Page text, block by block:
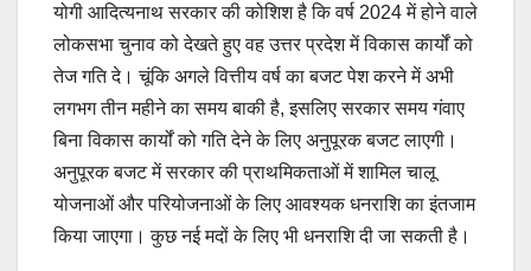
योगी आदित्यनाथ सरकार की कोशिश है कि वर्ष 2024 में होने वाले
लोकसभा चुनाव को देखते हुए वह उत्तर प्रदेश में विकास कार्यों को
तेज गति दे। चूंकि अगले वित्तीय वर्ष का बजट पेश करने में अभी
लगभग तीन महीने का समय बाकी है, इसलिए सरकार समय गंवाए
बिना विकास कार्यों को गति देने के लिए अनुपूरक बजट लाएगी।
अनुपूरक बजट में सरकार की प्राथमिकताओं में शामिल चालू
योजनाओं और परियोजनाओं के लिए आवश्यक धनराशि का इंतजाम
किया जाएगा। कुछ नई मदों के लिए भी धनराशि दी जा सकती है।